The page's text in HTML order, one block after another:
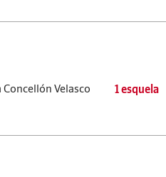
Velasco 1 esquela